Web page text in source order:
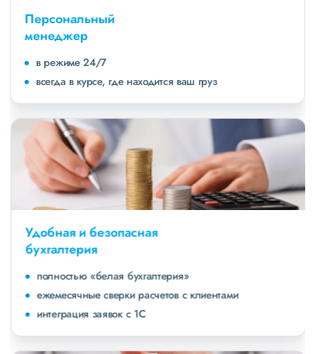
Персональный
менеджер
в режиме 24/7
всегда в курсе, где находится ваш груз
Удобная и безопасная
бухгалтерия
полностью «белая бухгалтерия»
ежемесячные сверки расчетов с клиентами
интеграция заявок с 1С